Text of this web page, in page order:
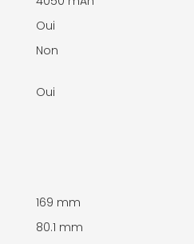
Oui
Non
Oui
169 mm
80.1 mm